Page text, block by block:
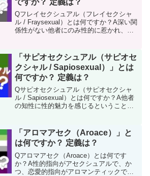
Qフレイセクシュアル（フレイセクシャ
ル / Fraysexual）とは何ですか？A深い関
係性がない他者にのみ性的に惹かれ、そ
感じるのは“よく知らない人”だけせんぱい
他者...
「サピオセクシュアル（サピオセ
クシャル / Sapiosexual）」とは
何ですか？ 定義は？
Qサピオセクシュアル（サピオセクシャ
ル / Sapiosexual）とは何ですか？A他者
の知性に性的魅力を感じるということで
あります。知性に魅力を感じる？せんぱ
い誰かに...
「アロマアセク（Aroace）」と
は何ですか？ 定義は？
Qアロマアセク（Aroace）とは何です
か？A性的指向がアセクシュアルで、か
つ、恋愛的指向がアロマンティックであ